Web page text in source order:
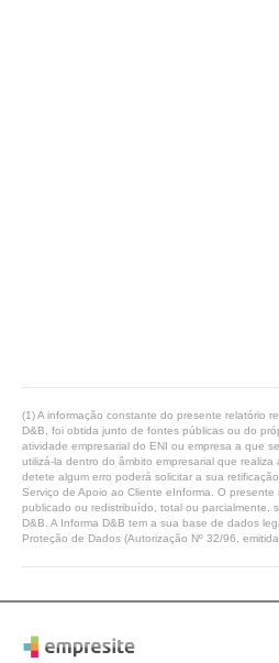
(1) A informação constante do presente relatório
D&B, foi obtida junto de fontes públicas ou do
atividade empresarial do ENI ou empresa a que
utilizá-la dentro do âmbito empresarial que
detete algum erro poderá solicitar a sua
Serviço de Apoio ao Cliente eInforma. O presente
publicado ou redistribuído, total ou parcialmente,
D&B. A Informa D&B tem a sua base de dados
Proteção de Dados (Autorização Nº 32/96,